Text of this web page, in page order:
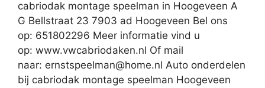
cabriodak montage speelman in Hoogeveen A
G Bellstraat 23 7903 ad Hoogeveen Bel ons
op: 651802296 Meer informatie vind u
op: www.vwcabriodaken.nl Of mail
naar: ernstspeelman@home.nl Auto onderdelen
bij cabriodak montage speelman Hoogeveen